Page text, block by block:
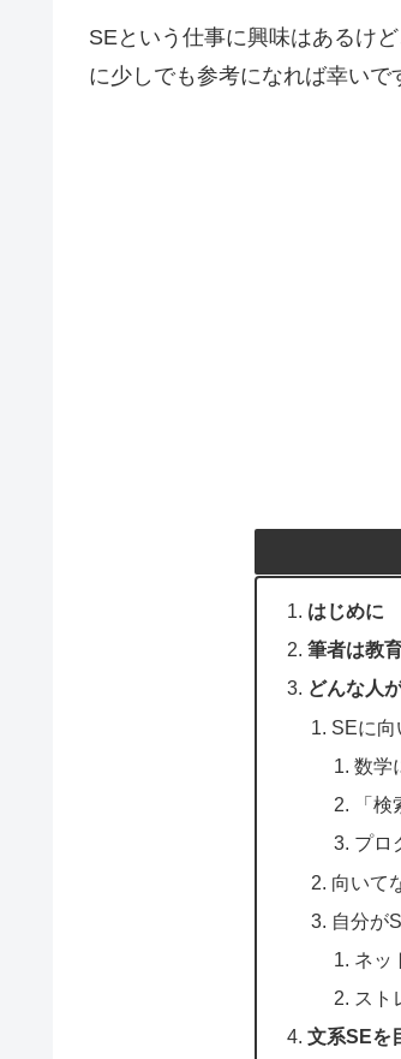
SEという仕事に興味はあるけ
に少しでも参考になれば幸いで
はじめに
筆者は教
どんな人
SEに向
数学
「
プロ
向いて
自分が
ネッ
スト
文系SEを